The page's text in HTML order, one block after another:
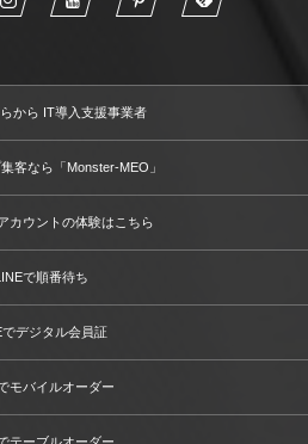
から IT導入支援事業者
客なら「Monster-MEO」
カウントの体験はこちら
で順番待ち
でデジタル会員証
モバイルオーダー